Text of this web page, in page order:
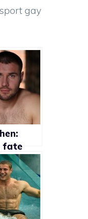
sport gay
fate
al